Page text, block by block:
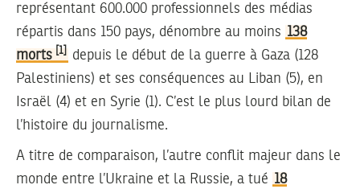
représentant 600.000 professionnels des médias
répartis dans 150 pays, dénombre au moins 138
morts
[1]
depuis le début de la guerre à Gaza (128
Palestiniens) et ses conséquences au Liban (5), en
Israël (4) et en Syrie (1). C’est le plus lourd bilan de
l’histoire du journalisme.
A titre de comparaison, l’autre conflit majeur dans le
monde entre l’Ukraine et la Russie, a tué 18